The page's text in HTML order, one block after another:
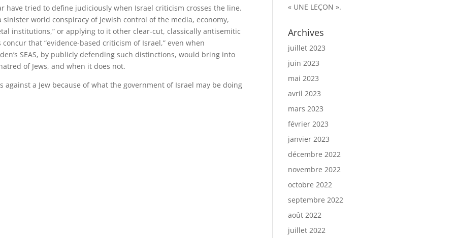
have tried to define judiciously when Israel criticism crosses the line.
world conspiracy of Jewish control of the media, economy,
institutions,” or applying to it other clear-cut, classically antisemitic
that “evidence-based criticism of Israel,” even when
SEAS, by publicly defending such distinctions, would bring into
of Jews, and when it does not.
a Jew because of what the government of Israel may be doing
« UNE LEÇON ».
Archives
juillet 2023
juin 2023
mai 2023
avril 2023
mars 2023
février 2023
janvier 2023
décembre 2022
novembre 2022
octobre 2022
septembre 2022
août 2022
juillet 2022